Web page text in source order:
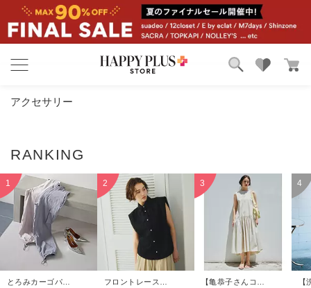
カテゴリ
お気に入り
アクセサリー